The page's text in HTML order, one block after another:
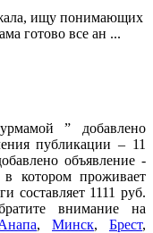
ищу понимающих
готово все ан ...
” добавлено
публикации – 11
объявление -
котором проживает
составляет 1111 руб.
внимание на
, Минск, Брест,